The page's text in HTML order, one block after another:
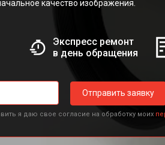
качество изображения.
Экспресс ремонт
в день обращения
Отправить заявку
я даю свое согласие на обработку моих